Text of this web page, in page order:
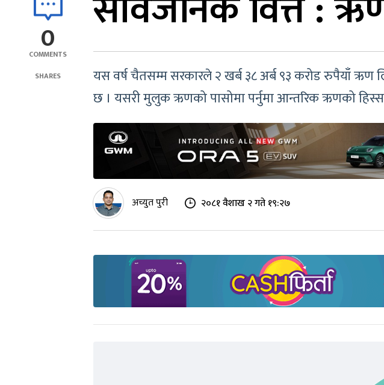
0
COMMENTS
SHARES
यस वर्ष चैतसम्म सरकारले २ खर्ब ३८ अर्ब ९३ करोड रुपैयाँ ऋण
छ । यसरी मुलुक ऋणको पासोमा पर्नुमा आन्तरिक ऋणको
अच्युत पुरी २०८१ वैशाख २ गते १९:२७